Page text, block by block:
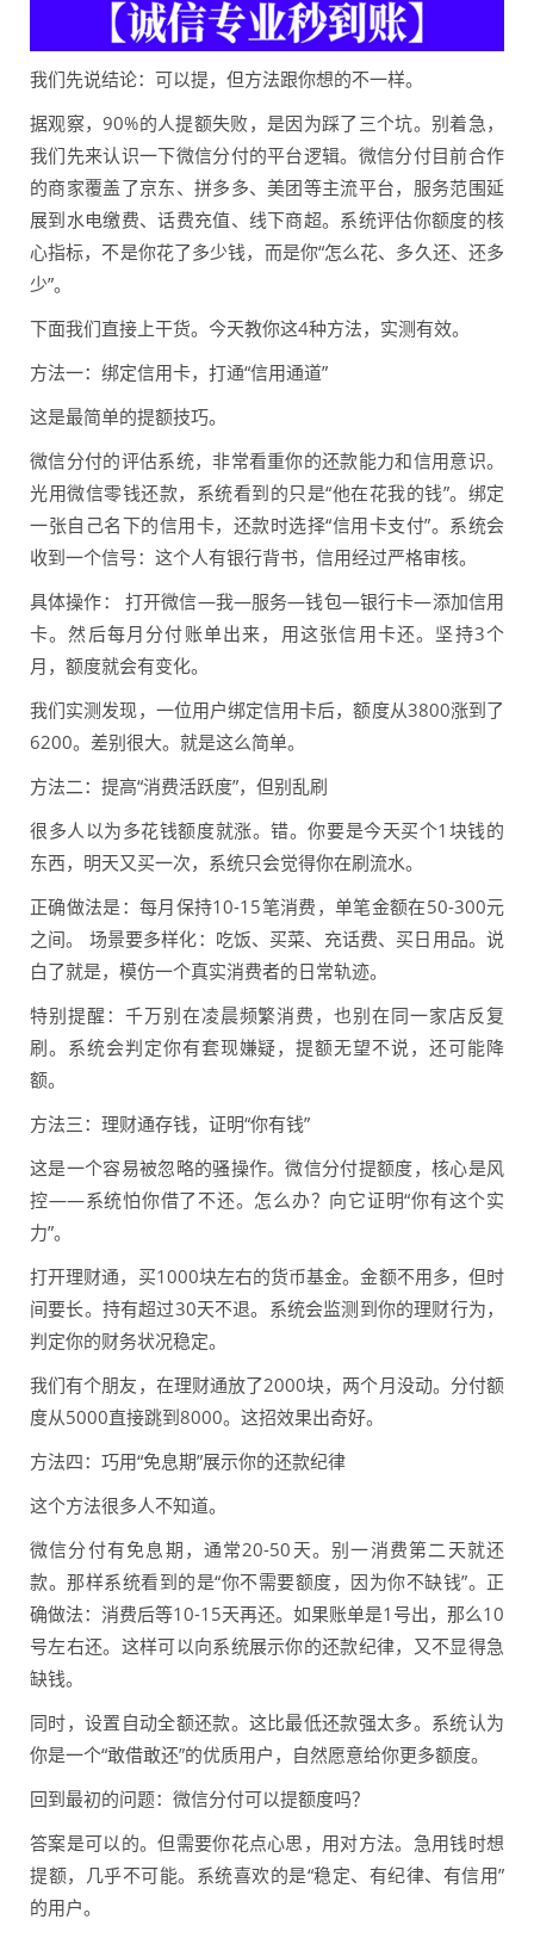
我们先说结论：可以提，但方法跟你想的不一样。
据观察，90%的人提额失败，是因为踩了三个坑。别着急，
我们先来认识一下微信分付的平台逻辑。微信分付目前合作
的商家覆盖了京东、拼多多、美团等主流平台，服务范围延
展到水电缴费、话费充值、线下商超。系统评估你额度的核
心指标，不是你花了多少钱，而是你“怎么花、多久还、还多
少”。
下面我们直接上干货。今天教你这4种方法，实测有效。
方法一：绑定信用卡，打通“信用通道”
这是最简单的提额技巧。
微信分付的评估系统，非常看重你的还款能力和信用意识。
光用微信零钱还款，系统看到的只是“他在花我的钱”。绑定
一张自己名下的信用卡，还款时选择“信用卡支付”。系统会
收到一个信号：这个人有银行背书，信用经过严格审核。
具体操作： 打开微信—我—服务—钱包—银行卡—添加信用
卡。然后每月分付账单出来，用这张信用卡还。坚持3个
月，额度就会有变化。
我们实测发现，一位用户绑定信用卡后，额度从3800涨到了
6200。差别很大。就是这么简单。
方法二：提高“消费活跃度”，但别乱刷
很多人以为多花钱额度就涨。错。你要是今天买个1块钱的
东西，明天又买一次，系统只会觉得你在刷流水。
正确做法是：每月保持10-15笔消费，单笔金额在50-300元
之间。 场景要多样化：吃饭、买菜、充话费、买日用品。说
白了就是，模仿一个真实消费者的日常轨迹。
特别提醒：千万别在凌晨频繁消费，也别在同一家店反复
刷。系统会判定你有套现嫌疑，提额无望不说，还可能降
额。
方法三：理财通存钱，证明“你有钱”
这是一个容易被忽略的骚操作。微信分付提额度，核心是风
控——系统怕你借了不还。怎么办？向它证明“你有这个实
力”。
打开理财通，买1000块左右的货币基金。金额不用多，但时
间要长。持有超过30天不退。系统会监测到你的理财行为，
判定你的财务状况稳定。
我们有个朋友，在理财通放了2000块，两个月没动。分付额
度从5000直接跳到8000。这招效果出奇好。
方法四：巧用“免息期”展示你的还款纪律
这个方法很多人不知道。
微信分付有免息期，通常20-50天。别一消费第二天就还
款。那样系统看到的是“你不需要额度，因为你不缺钱”。正
确做法：消费后等10-15天再还。如果账单是1号出，那么10
号左右还。这样可以向系统展示你的还款纪律，又不显得急
缺钱。
同时，设置自动全额还款。这比最低还款强太多。系统认为
你是一个“敢借敢还”的优质用户，自然愿意给你更多额度。
回到最初的问题：微信分付可以提额度吗？
答案是可以的。但需要你花点心思，用对方法。急用钱时想
提额，几乎不可能。系统喜欢的是“稳定、有纪律、有信用”
的用户。